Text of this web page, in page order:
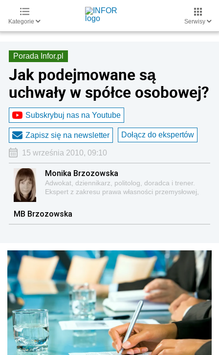
Kategorie Serwisy
Porada Infor.pl
Jak podejmowane są
uchwały w spółce osobowej?
Subskrybuj nas na Youtube
Zapisz się na newsletter Dołącz do ekspertów
15 września 2010, 09:10
Monika Brzozowska
Adwokat, dziennikarz, politolog, doradca i trener.
Ekspert z zakresu prawa własności przemysłowej,
prawa prasowego, prawa mediów, prawa
autorskiego.
MB Brzozowska